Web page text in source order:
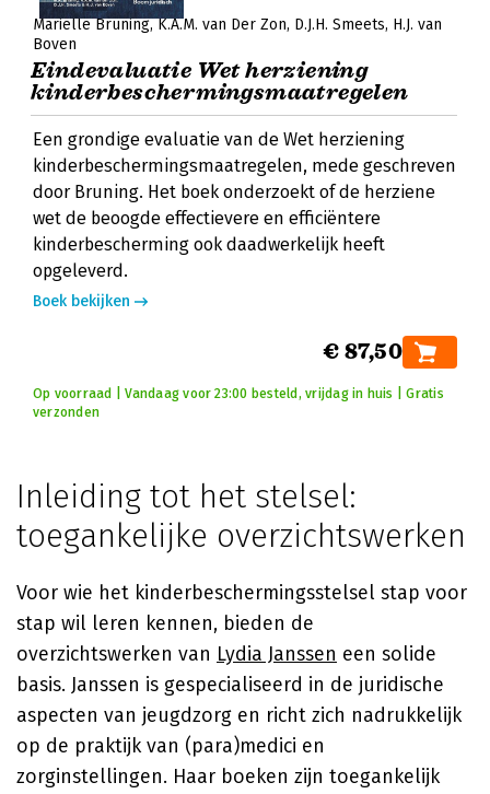
Mariëlle Bruning K.A.M. van Der Zon D.J.H. Smeets H.J. van
Boven
Eindevaluatie Wet herziening
kinderbeschermingsmaatregelen
Een grondige evaluatie van de Wet herziening
kinderbeschermingsmaatregelen, mede geschreven
door Bruning. Het boek onderzoekt of de herziene
wet de beoogde effectievere en efficiëntere
kinderbescherming ook daadwerkelijk heeft
opgeleverd.
Boek bekijken
€ 87,50
Op voorraad | Vandaag voor 23:00 besteld, vrijdag in huis | Gratis
verzonden
Inleiding tot het stelsel:
toegankelijke overzichtswerken
Voor wie het kinderbeschermingsstelsel stap voor
stap wil leren kennen, bieden de
overzichtswerken van Lydia Janssen een solide
basis. Janssen is gespecialiseerd in de juridische
aspecten van jeugdzorg en richt zich nadrukkelijk
op de praktijk van (para)medici en
zorginstellingen. Haar boeken zijn toegankelijk